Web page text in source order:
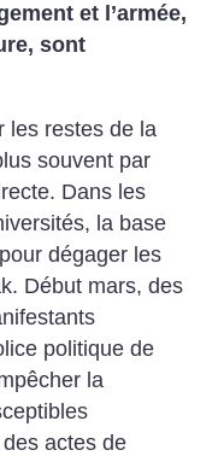
et l’armée,
sont
les restes de la
souvent par
Dans les
la base
dégager les
Début mars, des
politique de
la
actes de